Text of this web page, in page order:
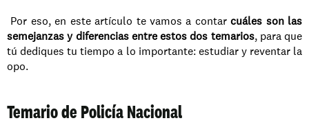
Por eso, en este artículo te vamos a contar cuáles son las
semejanzas y diferencias entre estos dos temarios, para que
tú dediques tu tiempo a lo importante: estudiar y reventar la
opo.
Temario de Policía Nacional